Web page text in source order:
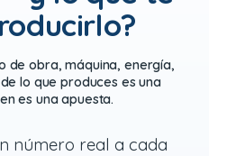
de obra, máquina, energía,
lo que produces es una
es una apuesta.
número real a cada